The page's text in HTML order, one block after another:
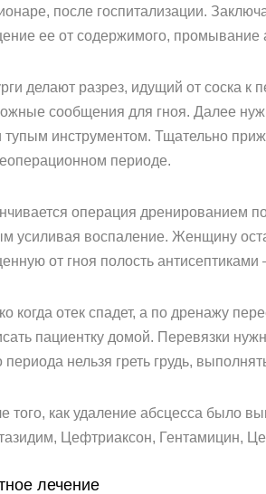
после госпитализации.
ее от содержимого, промывание
делают разрез, идущий от соска
сообщения для гноя. Далее
тупым инструментом. Тщательно
периоде.
операция дренированием
усиливая воспаление. Женщину
от гноя полость
когда отек спадет, а по дренажу
пациентку домой. Перевязки
периода нельзя греть грудь,
того, как удаление абсцесса было
Цефтриаксон, Гентамицин,
лечение